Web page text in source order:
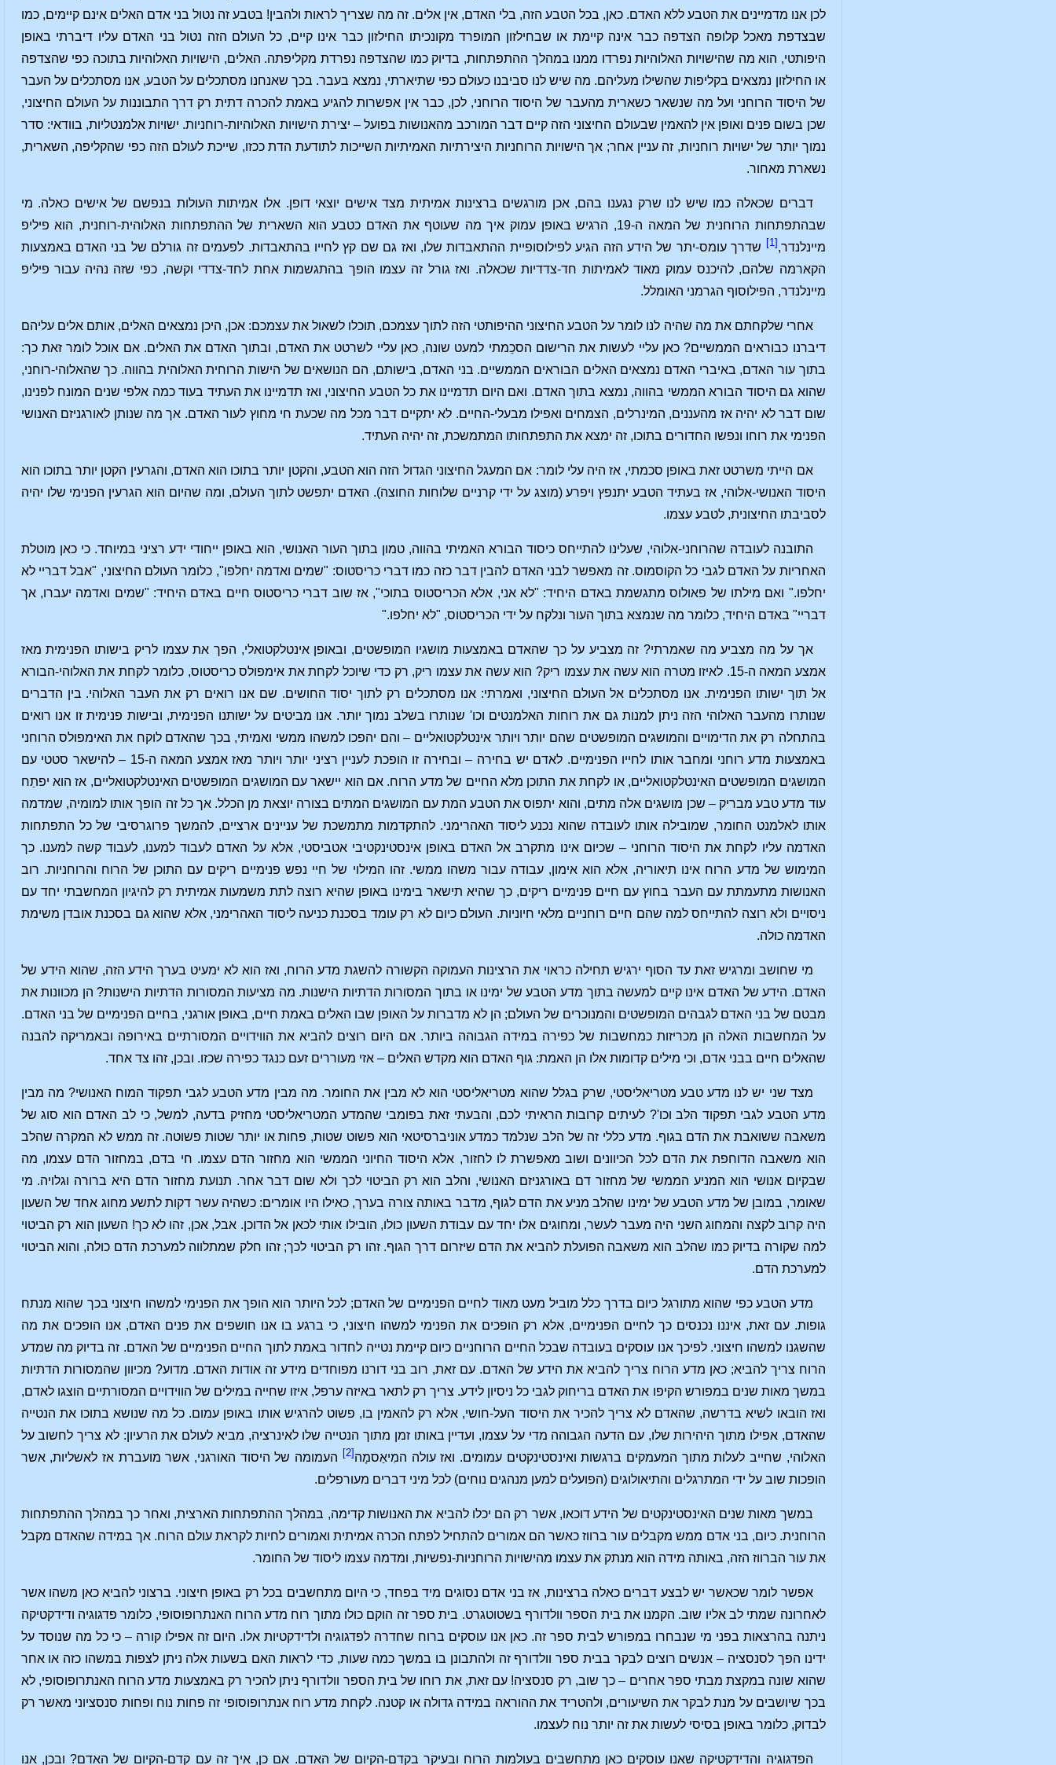
לכן אנו מדמיינים את הטבע ללא האדם. כאן, בכל הטבע הזה, בלי האדם, אין אלים. זה מה שצריך לראות ולהבין! בטבע זה נטול בני אדם האלים אינם קיימים, כמו
שבצדפת מאכל קלופה הצדפה כבר אינה קיימת או שבחילזון המופרד מקונכיתו החילזון כבר אינו קיים, כל העולם הזה נטול בני האדם עליו דיברתי באופן
היפותטי, הוא מה שהישויות האלוהיות נפרדו ממנו במהלך ההתפתחות, בדיוק כמו שהצדפה נפרדת מקליפתה. האלים, הישויות האלוהיות בתוכה כפי שהצדפה
או החילזון נמצאים בקליפות שהשילו מעליהם. מה שיש לנו סביבנו כעולם כפי שתיארתי, נמצא בעבר. בכך שאנחנו מסתכלים על הטבע, אנו מסתכלים על העבר
של היסוד הרוחני ועל מה שנשאר כשארית מהעבר של היסוד הרוחני, לכן, כבר אין אפשרות להגיע באמת להכרה דתית רק דרך התבוננות על העולם החיצוני,
שכן בשום פנים ואופן אין להאמין שבעולם החיצוני הזה קיים דבר המורכב מהאנושות בפועל – יצירת הישויות האלוהיות-רוחניות. ישויות אלמנטליות, בוודאי: סדר
נמוך יותר של ישויות רוחניות, זה עניין אחר; אך הישויות הרוחניות היצירתיות האמיתיות השייכות לתודעת הדת ככזו, שייכת לעולם הזה כפי שהקליפה, השארית,
נשארת מאחור.
דברים שכאלה כמו שיש לנו שרק נגענו בהם, אכן מורגשים ברצינות אמיתית מצד אישים יוצאי דופן. אלו אמיתות העולות בנפשם של אישים כאלה. מי
שבהתפתחות הרוחנית של המאה ה-19, הרגיש באופן עמוק איך מה שעוטף את האדם כטבע הוא השארית של ההתפתחות האלוהית-רוחנית, הוא פיליפ
מיינלנדר, [1]
שדרך עומס-יתר של הידע הזה הגיע לפילוסופיית ההתאבדות שלו, ואז גם שם קץ לחייו בהתאבדות. לפעמים זה גורלם של בני האדם באמצעות
הקארמה שלהם, להיכנס עמוק מאוד לאמיתות חד-צדדיות שכאלה. ואז גורל זה עצמו הופך בהתגשמות אחת לחד-צדדי וקשה, כפי שזה נהיה עבור פיליפ
מיינלנדר, הפילוסוף הגרמני האומלל.
אחרי שלקחתם את מה שהיה לנו לומר על הטבע החיצוני ההיפותטי הזה לתוך עצמכם, תוכלו לשאול את עצמכם: אכן, היכן נמצאים האלים, אותם אלים עליהם
דיברנו כבוראים הממשיים? כאן עליי לעשות את הרישום הסכֵמתי למעט שונה, כאן עליי לשרטט את האדם, ובתוך האדם את האלים. אם אוכל לומר זאת כך:
בתוך עור האדם, באיברי האדם נמצאים האלים הבוראים הממשיים. בני האדם, בישותם, הם הנושאים של הישות הרוחית האלוהית בהווה. כך שהאלוהי-רוחני,
שהוא גם היסוד הבורא הממשי בהווה, נמצא בתוך האדם. ואם היום תדמיינו את כל הטבע החיצוני, ואז תדמיינו את העתיד בעוד כמה אלפי שנים המונח לפנינו,
שום דבר לא יהיה אז מהעננים, המינרלים, הצמחים ואפילו מבעלי-החיים. לא יתקיים דבר מכל מה שכעת חי מחוץ לעור האדם. אך מה שנותן לאורגניזם האנושי
הפנימי את רוחו ונפשו החדורים בתוכו, זה ימצא את התפתחותו המתמשכת, זה יהיה העתיד.
אם הייתי משרטט זאת באופן סכמתי, אז היה עלי לומר: אם המעגל החיצוני הגדול הזה הוא הטבע, והקטן יותר בתוכו הוא האדם, והגרעין הקטן יותר בתוכו הוא
היסוד האנושי-אלוהי, אז בעתיד הטבע יתנפץ ויפרע (מוצג על ידי קרניים שלוחות החוצה). האדם יתפשט לתוך העולם, ומה שהיום הוא הגרעין הפנימי שלו יהיה
לסביבתו החיצונית, לטבע עצמו.
התובנה לעובדה שהרוחני-אלוהי, שעלינו להתייחס כיסוד הבורא האמיתי בהווה, טמון בתוך העור האנושי, הוא באופן ייחודי ידע רציני במיוחד. כי כאן מוטלת
האחריות על האדם לגבי כל הקוסמוס. זה מאפשר לבני האדם להבין דבר כזה כמו דברי כריסטוס: "שמים ואדמה יחלפו", כלומר העולם החיצוני, "אבל דבריי לא
יחלפו." ואם מילתו של פאולוס מתגשמת באדם היחיד: "לא אני, אלא הכריסטוס בתוכי", אז שוב דברי כריסטוס חיים באדם היחיד: "שמים ואדמה יעברו, אך
דבריי" באדם היחיד, כלומר מה שנמצא בתוך העור ונלקח על ידי הכריסטוס, "לא יחלפו."
אך על מה מצביע מה שאמרתי? זה מצביע על כך שהאדם באמצעות מושגיו המופשטים, ובאופן אינטלקטואלי, הפך את עצמו לריק בישותו הפנימית מאז
אמצע המאה ה-15. לאיזו מטרה הוא עשה את עצמו ריק? הוא עשה את עצמו ריק, רק כדי שיוכל לקחת את אימפולס כריסטוס, כלומר לקחת את האלוהי-הבורא
אל תוך ישותו הפנימית. אנו מסתכלים אל העולם החיצוני, ואמרתי: אנו מסתכלים רק לתוך יסוד החושים. שם אנו רואים רק את העבר האלוהי. בין הדברים
שנותרו מהעבר האלוהי הזה ניתן למנות גם את רוחות האלמנטים וכו' שנותרו בשלב נמוך יותר. אנו מביטים על ישותנו הפנימית, ובישות פנימית זו אנו רואים
בהתחלה רק את הדימויים והמושגים המופשטים שהם יותר ויותר אינטלקטואליים – והם יהפכו למשהו ממשי ואמיתי, בכך שהאדם לוקח את האימפולס הרוחני
באמצעות מדע רוחני ומחבר אותו לחייו הפנימיים. לאדם יש בחירה – ובחירה זו הופכת לעניין רציני יותר ויותר מאז אמצע המאה ה-15 – להישאר סטטי עם
המושגים המופשטים האינטלקטואליים, או לקחת את התוכן מלא החיים של מדע הרוח. אם הוא יישאר עם המושגים המופשטים האינטלקטואליים, אז הוא יפתֵח
עוד מדע טבע מבריק – שכן מושגים אלה מתים, והוא יתפוס את הטבע המת עם המושגים המתים בצורה יוצאת מן הכלל. אך כל זה הופך אותו למומיה, שמדמה
אותו לאלמנט החומר, שמובילה אותו לעובדה שהוא נכנע ליסוד האהרימני. להתקדמות מתמשכת של עניינים ארציים, להמשך פרוגרסיבי של כל התפתחות
האדמה עליו לקחת את היסוד הרוחני – שכיום אינו מתקרב אל האדם באופן אינסטינקטיבי אטביסטי, אלא על האדם לעבוד למענו, לעבוד קשה למענו. כך
המימוש של מדע הרוח אינו תיאוריה, אלא הוא אימון, עבודה עבור משהו ממשי. זהו המילוי של חיי נפש פנימיים ריקים עם התוכן של הרוח והרוחניות. רוב
האנושות מתעמתת עם העבר בחוץ עם חיים פנימיים ריקים, כך שהיא תישאר בימינו באופן שהיא רוצה לתת משמעות אמיתית רק להיגיון המחשבתי יחד עם
ניסויים ולא רוצה להתייחס למה שהם חיים רוחניים מלאי חיוניות. העולם כיום לא רק עומד בסכנת כניעה ליסוד האהרימני, אלא שהוא גם בסכנת אובדן משימת
האדמה כולה.
מי שחושב ומרגיש זאת עד הסוף ירגיש תחילה כראוי את הרצינות העמוקה הקשורה להשגת מדע הרוח, ואז הוא לא ימעיט בערך הידע הזה, שהוא הידע של
האדם. הידע של האדם אינו קיים למעשה בתוך מדע הטבע של ימינו או בתוך המסורות הדתיות הישנות. מה מציעות המסורות הדתיות הישנות? הן מכוונות את
מבטם של בני האדם לגבהים המופשטים והמנוכרים של העולם; הן לא מדברות על האופן שבו האלים באמת חיים, באופן אורגני, בחיים הפנימיים של בני האדם.
על המחשבות האלה הן מכריזות כמחשבות של כפירה במידה הגבוהה ביותר. אם היום רוצים להביא את הווידויים המסורתיים באירופה ובאמריקה להבנה
שהאלים חיים בבני אדם, וכי מילים קדומות אלו הן האמת: גוף האדם הוא מקדש האלים – אזי מעוררים זעם כנגד כפירה שכזו. ובכן, זהו צד אחד.
מצד שני יש לנו מדע טבע מטריאליסטי, שרק בגלל שהוא מטריאליסטי הוא לא מבין את החומר. מה מבין מדע הטבע לגבי תפקוד המוח האנושי? מה מבין
מדע הטבע לגבי תפקוד הלב וכו'? לעיתים קרובות הראיתי לכם, והבעתי זאת בפומבי שהמדע המטריאליסטי מחזיק בדעה, למשל, כי לב האדם הוא סוג של
משאבה ששואבת את הדם בגוף. מדע כללי זה של הלב שנלמד כמדע אוניברסיטאי הוא פשוט שטות, פחות או יותר שטות פשוטה. זה ממש לא המקרה שהלב
הוא משאבה הדוחפת את הדם לכל הכיוונים ושוב מאפשרת לו לחזור, אלא היסוד החיוני הממשי הוא מחזור הדם עצמו. חי בדם, במחזור הדם עצמו, מה
שבקיום אנושי הוא המניע הממשי של מחזור דם באורגניזם האנושי, והלב הוא רק הביטוי לכך ולא שום דבר אחר. תנועת מחזור הדם היא ברורה וגלויה. מי
שאומר, במובן של מדע הטבע של ימינו שהלב מניע את הדם לגוף, מדבר באותה צורה בערך, כאילו היו אומרים: כשהיה עשר דקות לתשע מחוג אחד של השעון
היה קרוב לקצה והמחוג השני היה מעבר לעשר, ומחוגים אלו יחד עם עבודת השעון כולו, הובילו אותי לכאן אל הדוכן. אבל, אכן, זהו לא כך! השעון הוא רק הביטוי
למה שקורה בדיוק כמו שהלב הוא משאבה הפועלת להביא את הדם שיזרום דרך הגוף. זהו רק הביטוי לכך; זהו חלק שמתלווה למערכת הדם כולה, והוא הביטוי
למערכת הדם.
מדע הטבע כפי שהוא מתורגל כיום בדרך כלל מוביל מעט מאוד לחיים הפנימיים של האדם; לכל היותר הוא הופך את הפנימי למשהו חיצוני בכך שהוא מנתח
גופות. עם זאת, איננו נכנסים כך לחיים הפנימיים, אלא רק הופכים את הפנימי למשהו חיצוני, כי ברגע בו אנו חושפים את פנים האדם, אנו הופכים את מה
שהשגנו למשהו חיצוני. לפיכך אנו עוסקים בעובדה שבכל החיים הרוחניים כיום קיימת נטייה לחדור באמת לתוך החיים הפנימיים של האדם. זה בדיוק מה שמדע
הרוח צריך להביא; כאן מדע הרוח צריך להביא את הידע של האדם. עם זאת, רוב בני דורנו מפוחדים מידע זה אודות האדם. מדוע? מכיוון שהמסורות הדתיות
במשך מאות שנים במפורש הקיפו את האדם בריחוק לגבי כל ניסיון לידע. צריך רק לתאר באיזה ערפל, איזו שחייה במילים של הווידויים המסורתיים הוצגו לאדם,
ואז הובאו לשיא בדרשה, שהאדם לא צריך להכיר את היסוד העל-חושי, אלא רק להאמין בו, פשוט להרגיש אותו באופן עמום. כל מה שנושא בתוכו את הנטייה
שהאדם, אפילו מתוך היהירות שלו, עם הדעה הגבוהה מדי על עצמו, ועדיין באותו זמן מתוך הנטייה שלו לאינרציה, מביא לעולם את הרעיון: לא צריך לחשוב על
האלוהי, שחייב לעלות מתוך המעמקים ברגשות ואינסטינקטים עמומים. ואז עולה המִיאַסמָה [2]
העמומה של היסוד האורגני, אשר מועברת אז לאשליות, אשר
הופכות שוב על ידי המתרגלים והתיאולוגים (הפועלים למען מנהגים נוחים) לכל מיני דברים מעורפלים.
במשך מאות שנים האינסטינקטים של הידע דוכאו, אשר רק הם יכלו להביא את האנושות קדימה, במהלך ההתפתחות הארצית, ואחר כך במהלך ההתפתחות
הרוחנית. כיום, בני אדם ממש מקבלים עור ברווז כאשר הם אמורים להתחיל לפתח הכרה אמיתית ואמורים לחיות לקראת עולם הרוח. אך במידה שהאדם מקבל
את עור הברווז הזה, באותה מידה הוא מנתק את עצמו מהישויות הרוחניות-נפשיות, ומדמה עצמו ליסוד של החומר.
אפשר לומר שכאשר יש לבצע דברים כאלה ברצינות, אז בני אדם נסוגים מיד בפחד, כי היום מתחשבים בכל רק באופן חיצוני. ברצוני להביא כאן משהו אשר
לאחרונה שמתי לב אליו שוב. הקמנו את בית הספר וולדורף בשטוטגרט. בית ספר זה הוקם כולו מתוך רוח מדע הרוח האנתרופוסופי, כלומר פדגוגיה ודידקטיקה
ניתנה בהרצאות בפני מי שנבחרו במפורש לבית ספר זה. כאן אנו עוסקים ברוח שחדרה לפדגוגיה ולדידקטיות אלו. היום זה אפילו קורה – כי כל מה שנוסד על
ידינו הפך לסנסציה – אנשים רוצים לבקר בבית ספר וולדורף זה ולהתבונן בו במשך כמה שעות, כדי לראות האם בשעות אלה ניתן לצפות במשהו כזה או אחר
שהוא שונה במקצת מבתי ספר אחרים – כך שוב, רק סנסציה! עם זאת, את רוחו של בית הספר וולדורף ניתן להכיר רק באמצעות מדע הרוח האנתרופוסופי, לא
בכך שיושבים על מנת לבקר את השיעורים, ולהטריד את ההוראה במידה גדולה או קטנה. לקחת מדע רוח אנתרופוסופי זה פחות נוח ופחות סנסציוני מאשר רק
לבדוק, כלומר באופן בסיסי לעשות את זה יותר נוח לעצמו.
הפדגוגיה והדידקטיקה שאנו עוסקים כאן מתחשבים בעולמות הרוח ובעיקר בקדם-הקיום של האדם. אם כן, איך זה עם קדם-הקיום של האדם? ובכן, אנו